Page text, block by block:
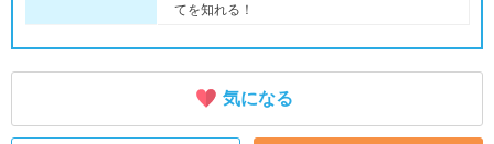
てを知れる！
気になる